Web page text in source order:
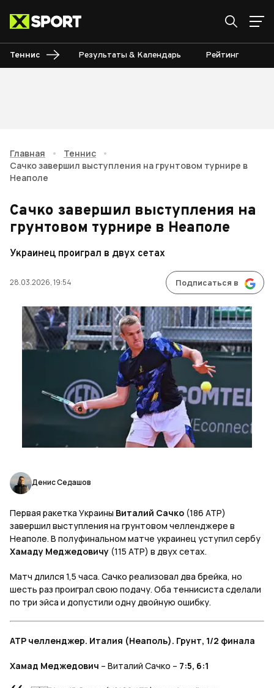
Теннис Результаты & Календарь Рейтинг
Главная • Теннис
•
Сачко завершил выступления на грунтовом турнире в
Неаполе
Сачко завершил выступления на
грунтовом турнире в Неаполе
Украинец проиграл в двух сетах
28.03.2026, 19:54 Подписаться в
Денис Седашов
Первая ракетка Украины Виталий Сачко (186 ATP)
завершил выступления на грунтовом челленджере в
Неаполе. В полуфинальном матче украинец уступил сербу
Хамаду Меджедовичу (115 ATP) в двух сетах.
Матч длился 1,5 часа. Сачко реализовал два брейка, но
шесть раз проиграл свою подачу. Оба теннисиста сделали
по три эйса и допустили одну двойную ошибку.
ATP челленджер. Италия (Неаполь). Грунт, 1/2 финала
Хамад Меджедович – Виталий Сачко – 7:5, 6:1